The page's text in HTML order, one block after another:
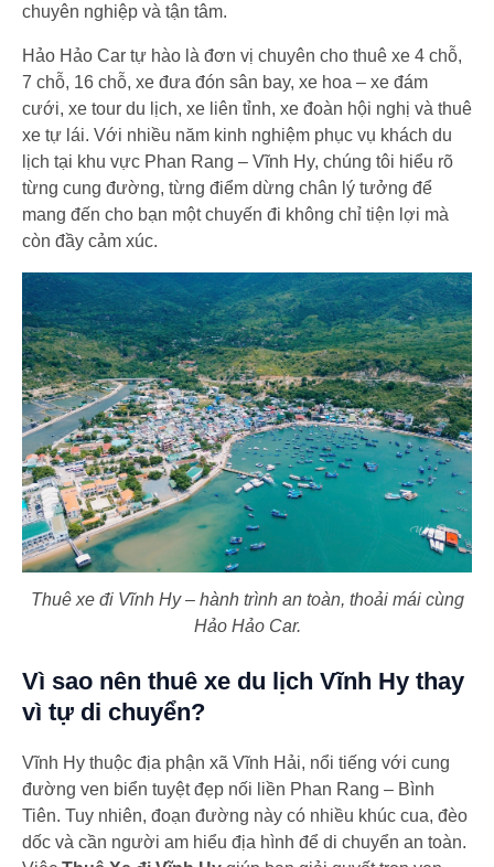
chuyên nghiệp và tận tâm.
Hảo Hảo Car tự hào là đơn vị chuyên cho thuê xe 4 chỗ,
7 chỗ, 16 chỗ, xe đưa đón sân bay, xe hoa – xe đám
cưới, xe tour du lịch, xe liên tỉnh, xe đoàn hội nghị và thuê
xe tự lái. Với nhiều năm kinh nghiệm phục vụ khách du
lịch tại khu vực Phan Rang – Vĩnh Hy, chúng tôi hiểu rõ
từng cung đường, từng điểm dừng chân lý tưởng để
mang đến cho bạn một chuyến đi không chỉ tiện lợi mà
còn đầy cảm xúc.
Thuê xe đi Vĩnh Hy – hành trình an toàn, thoải mái cùng
Hảo Hảo Car.
Vì sao nên thuê xe du lịch Vĩnh Hy thay
vì tự di chuyển?
Vĩnh Hy thuộc địa phận xã Vĩnh Hải, nổi tiếng với cung
đường ven biển tuyệt đẹp nối liền Phan Rang – Bình
Tiên. Tuy nhiên, đoạn đường này có nhiều khúc cua, đèo
dốc và cần người am hiểu địa hình để di chuyển an toàn.